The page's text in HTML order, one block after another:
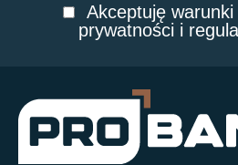
Akceptuję warunki
prywatności i